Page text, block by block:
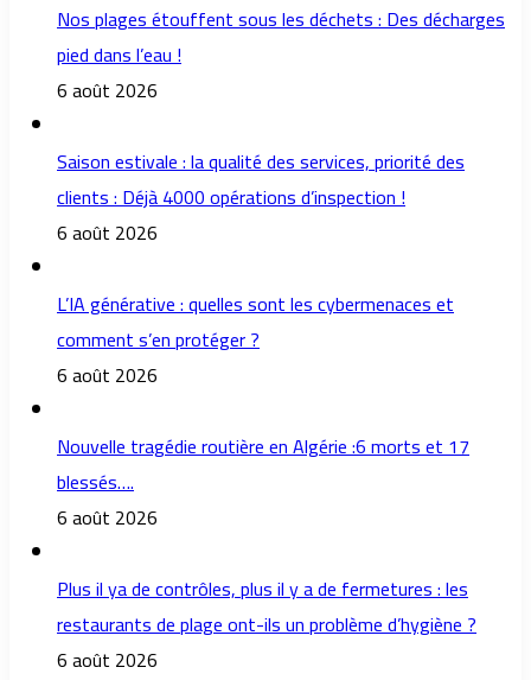
Nos plages étouffent sous les déchets : Des décharges
pied dans l’eau !
6 août 2026
Saison estivale : la qualité des services, priorité des
clients : Déjà 4000 opérations d’inspection !
6 août 2026
L’IA générative : quelles sont les cybermenaces et
comment s’en protéger ?
6 août 2026
Nouvelle tragédie routière en Algérie :6 morts et 17
blessés….
6 août 2026
Plus il ya de contrôles, plus il y a de fermetures : les
restaurants de plage ont-ils un problème d’hygiène ?
6 août 2026